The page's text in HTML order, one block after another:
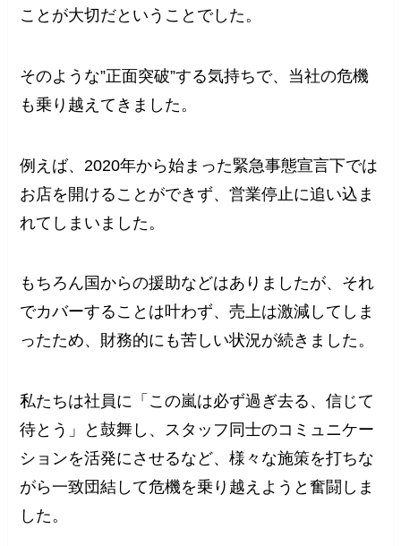
ことが大切だということでした。
そのような”正面突破”する気持ちで、当社の危機
も乗り越えてきました。
例えば、2020年から始まった緊急事態宣言下では
お店を開けることができず、営業停止に追い込ま
れてしまいました。
もちろん国からの援助などはありましたが、それ
でカバーすることは叶わず、売上は激減してしま
ったため、財務的にも苦しい状況が続きました。
私たちは社員に「この嵐は必ず過ぎ去る、信じて
待とう」と鼓舞し、スタッフ同士のコミュニケー
ションを活発にさせるなど、様々な施策を打ちな
がら一致団結して危機を乗り越えようと奮闘しま
した。